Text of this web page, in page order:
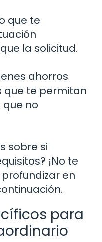
que te
la solicitud.
ahorros
que te permitan
que no
sobre si
¡No te
en
para